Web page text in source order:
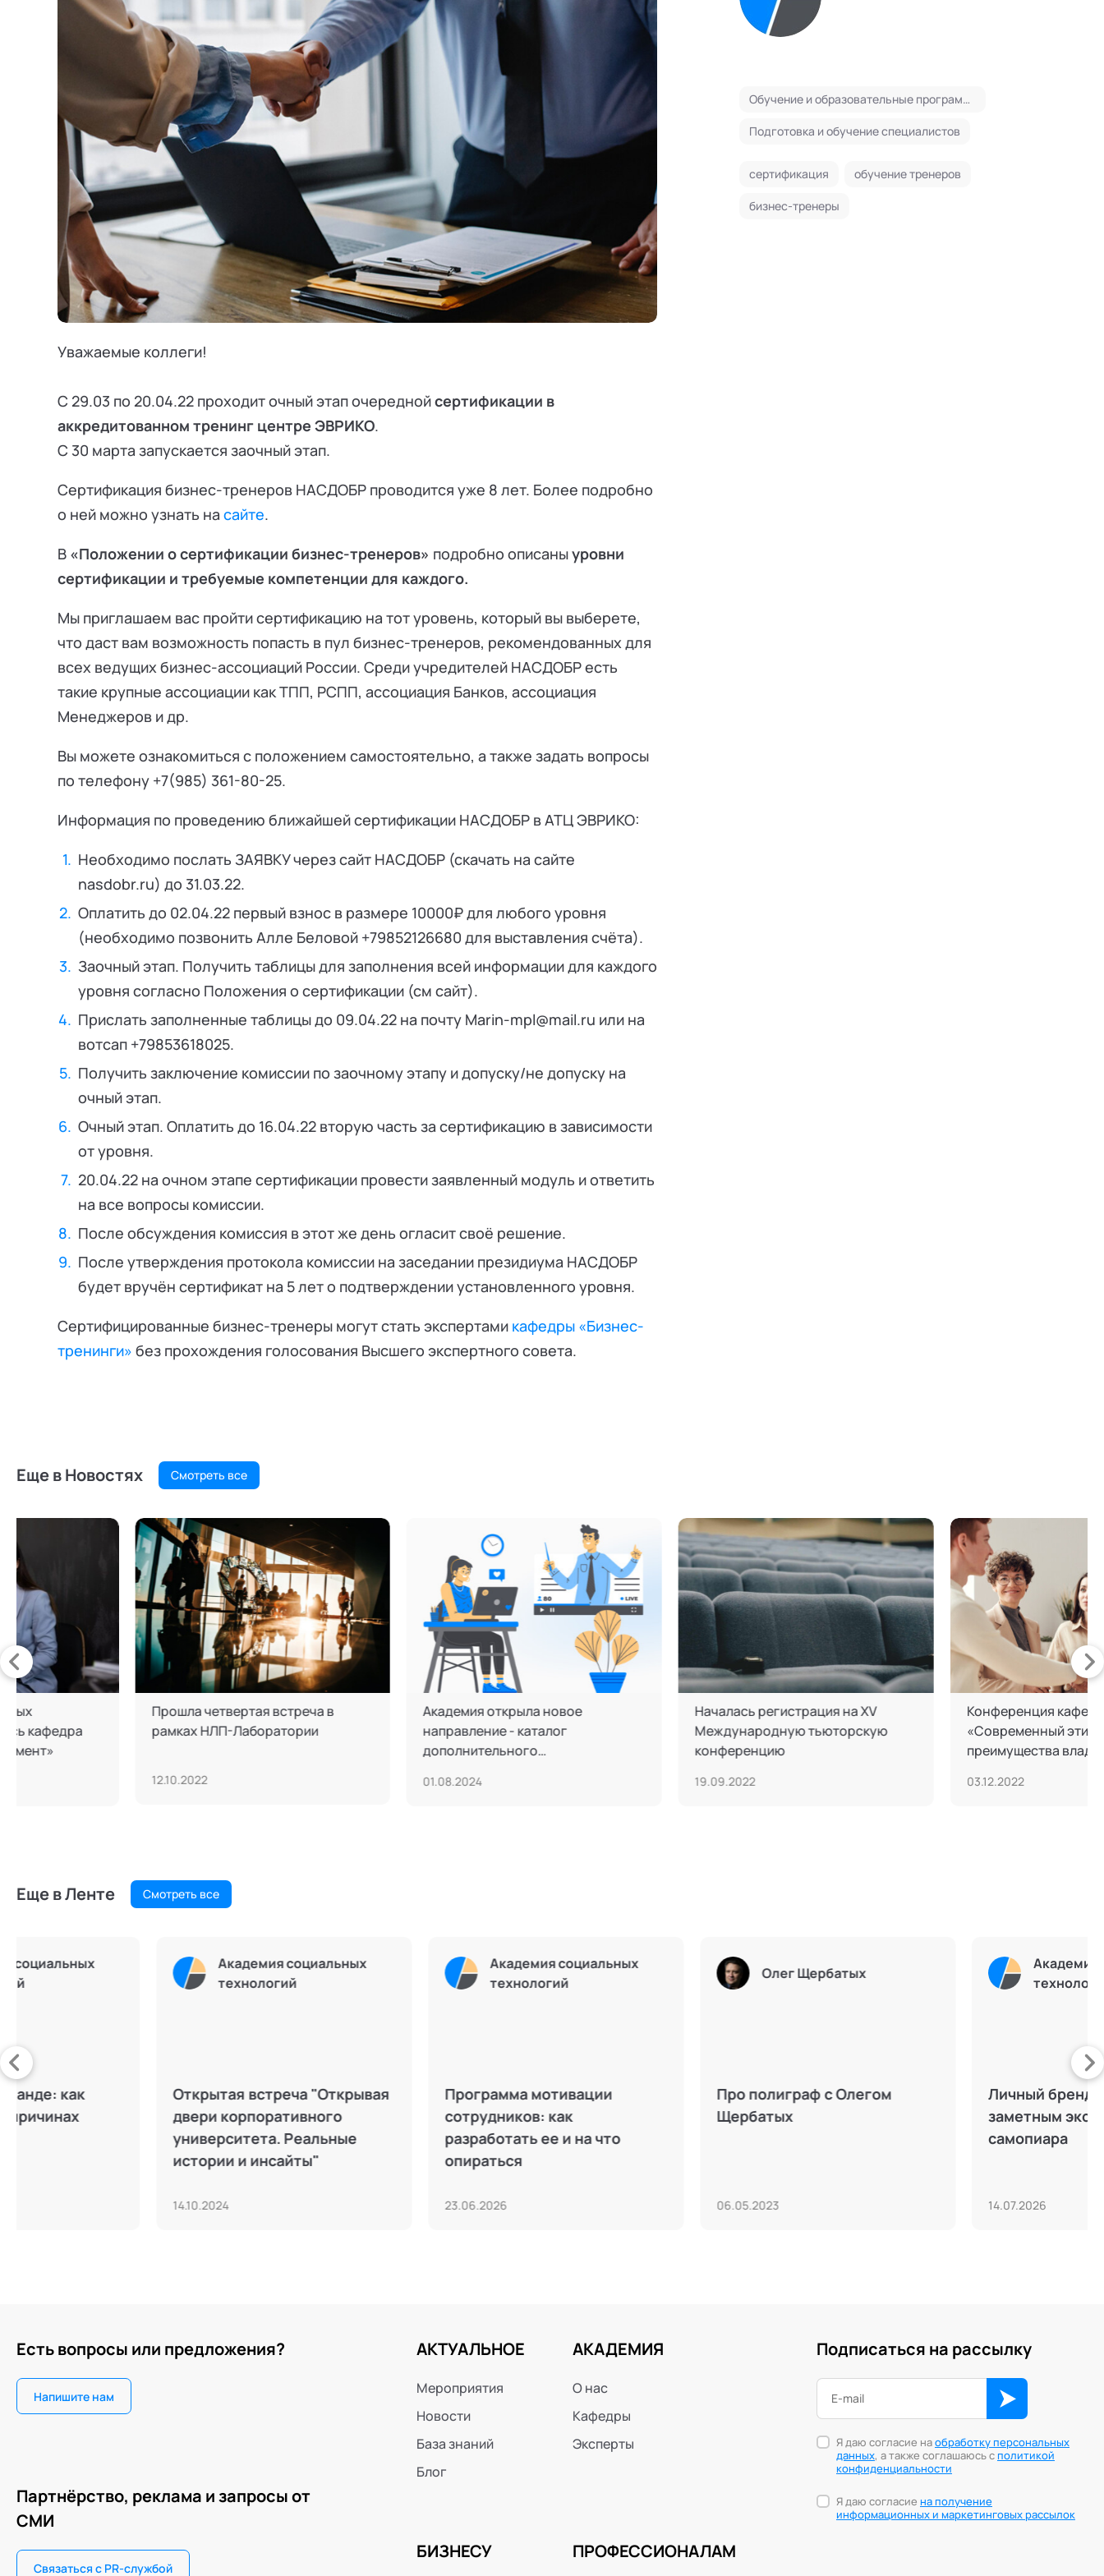
Обучение и образовательные программы
Подготовка и обучение специалистов
сертификация обучение тренеров
бизнес-тренеры
Уважаемые коллеги!
С 29.03 по 20.04.22 проходит очный этап очереднойсертификации в
аккредитованном тренинг центре ЭВРИКО.
С 30 марта запускается заочный этап.
Сертификация бизнес-тренеров НАСДОБР проводится уже 8 лет. Более подробно
о ней можно узнать на сайте.
В «Положении о сертификации бизнес-тренеров» подробно описаныуровни
сертификации и требуемые компетенции для каждого.
Мы приглашаем вас пройти сертификацию на тот уровень, который вы выберете,
что даст вам возможность попасть в пул бизнес-тренеров, рекомендованных для
всех ведущих бизнес-ассоциаций России. Среди учредителей НАСДОБР есть
такие крупные ассоциации как ТПП, РСПП, ассоциация Банков, ассоциация
Менеджеров и др.
Вы можете ознакомиться с положением самостоятельно, а также задать вопросы
по телефону +7(985) 361-80-25.
Информация по проведению ближайшей сертификации НАСДОБР в АТЦ ЭВРИКО:
Необходимо послать ЗАЯВКУ через сайт НАСДОБР (скачать на сайте
nasdobr.ru) до 31.03.22.
Оплатить до 02.04.22 первый взнос в размере 10000₽ для любого уровня
(необходимо позвонить Алле Беловой +79852126680 для выставления счёта).
Заочный этап. Получить таблицы для заполнения всей информации для каждого
уровня согласно Положения о сертификации (см сайт).
Прислать заполненные таблицы до 09.04.22 на почту Marin-mpl@mail.ru или на
вотсап +79853618025.
Получить заключение комиссии по заочному этапу и допуску/не допуску на
очный этап.
Очный этап. Оплатить до 16.04.22 вторую часть за сертификацию в зависимости
от уровня.
20.04.22 на очном этапе сертификации провести заявленный модуль и ответить
на все вопросы комиссии.
После обсуждения комиссия в этот же день огласит своё решение.
После утверждения протокола комиссии на заседании президиума НАСДОБР
будет вручён сертификат на 5 лет о подтверждении установленного уровня.
Сертифицированные бизнес-тренеры могут стать экспертами кафедры «Бизнес-
тренинги» без прохождения голосования Высшего экспертного совета.
Еще в Новостях Смотреть все
Началась регистрация на XV
Международную тьюторскую
конференцию
Конференция кафедры
«Современный этикет» раскрыла
преимущества владения нормами
На конференции “Медиация:
технологии диалога и
примирения” обсуждались
инструментов медиации в
Авторский вебинар Леонида
Кроля продолжил цикл встреч
«Мастера о социальных
Еще в Ленте Смотреть все
Олег Щербатых
Про полиграф с Олегом
Щербатых
Академия социальных
технологий
Личный бренд: как стать
заметным экспертом без
самопиара
Академия социальных
технологий
Этапы развития отношений в
паре – от влюбленности к
полному доверию
Академия социальных
технологий
Осознанное общение в паре:
инструменты для укрепления
Есть вопросы или предложения?
Напишите нам
Партнёрство, реклама и запросы от
СМИ
Связаться с PR-службой
АКТУАЛЬНОЕ
Мероприятия
Новости
База знаний
Блог
АКАДЕМИЯ
О нас
Кафедры
Эксперты
БИЗНЕСУ ПРОФЕССИОНАЛАМ
Подписаться на рассылку
Я даю согласие наобработку персональных
данных, а также соглашаюсь сполитикой
конфиденциальности
Я даю согласие на получение
информационных и маркетинговых рассылок